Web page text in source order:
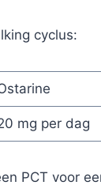
cyclus:
mg per dag
PCT voor